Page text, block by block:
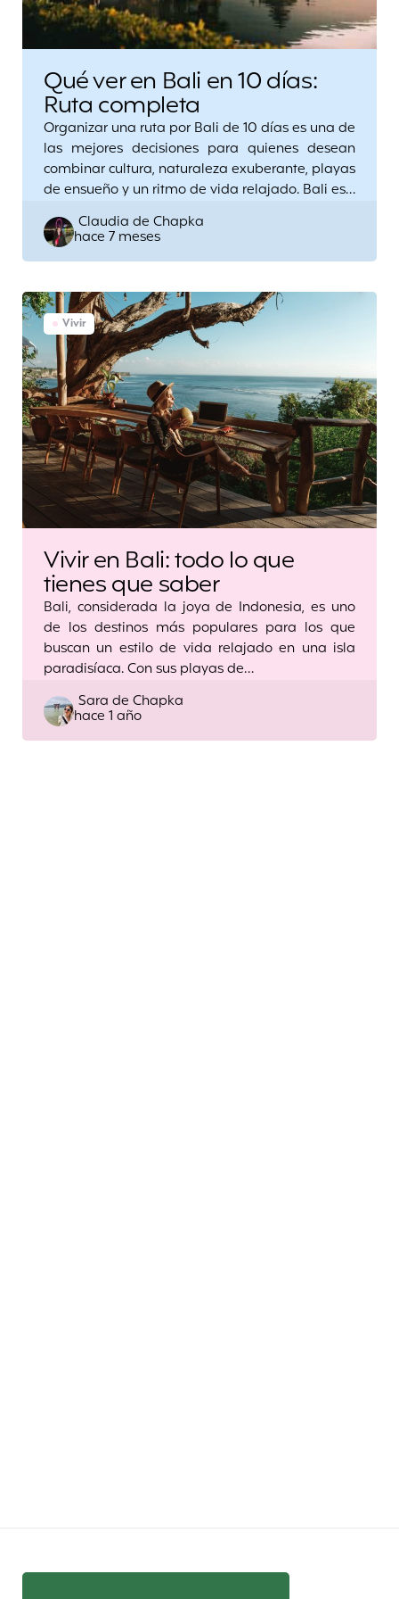
Qué ver en Bali en 10 días:
Ruta completa
Organizar una ruta por Bali de 10 días es una de
las mejores decisiones para quienes desean
combinar cultura, naturaleza exuberante, playas
de ensueño y un ritmo de vida relajado. Bali es…
Posted
by
Claudia de Chapka
hace 7 meses
Vivir
Vivir en Bali: todo lo que
tienes que saber
Bali, considerada la joya de Indonesia, es uno
de los destinos más populares para los que
buscan un estilo de vida relajado en una isla
paradisíaca. Con sus playas de…
Posted
by
Sara de Chapka
hace 1 año